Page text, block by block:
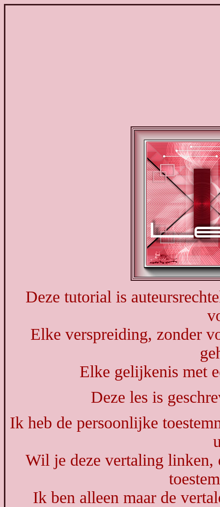
Deze tutorial is
Elke verspreiding, zonder
Elke gelijkenis met
Deze les is
Ik heb de persoonlijke
Wil je deze vertaling linken,
Ik ben alleen maar de